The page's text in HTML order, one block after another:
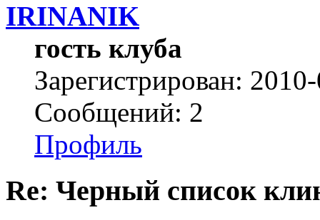
IRINANIK
гость клуба
Зарегистрирован:
Сообщений: 2
Профиль
Re: Черный список